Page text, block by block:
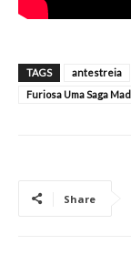
TAGS antestreia
Furiosa Uma Saga
Share